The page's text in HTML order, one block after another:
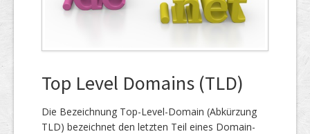
Top Level Domains (TLD)
Die Bezeichnung Top-Level-Domain (Abkürzung
TLD) bezeichnet den letzten Teil eines Domain-